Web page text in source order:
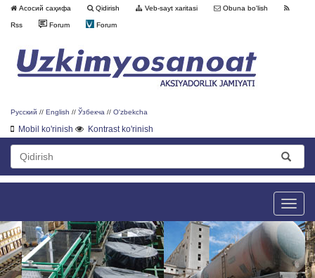
Асосий саҳифа Qidirish Veb-sayt xaritasi Obuna bo'lish
Rss Forum Forum
Русский // English // Ўзбекча // O'zbekcha
Mobil ko'rinish Kontrast ko'rinish
Toggle